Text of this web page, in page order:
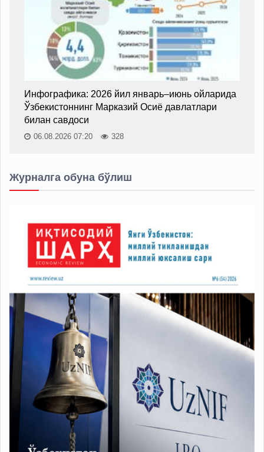
Инфографика: 2026 йил январь–июнь ойларида
Ўзбекистоннинг Марказий Осиё давлатлари
билан савдоси
06.08.2026 07:20 328
Журналга обуна бўлиш